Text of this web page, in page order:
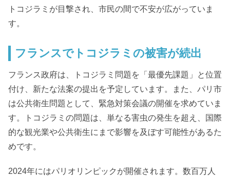
トコジラミが目撃され、市民の間で不安が広がっていま
す。
フランスでトコジラミの被害が続出
フランス政府は、トコジラミ問題を「最優先課題」と位置
付け、新たな法案の提出を予定しています。また、パリ市
は公共衛生問題として、緊急対策会議の開催を求めていま
す。トコジラミの問題は、単なる害虫の発生を超え、国際
的な観光業や公共衛生にまで影響を及ぼす可能性があるた
めです。
2024年にはパリオリンピックが開催されます。数百万人